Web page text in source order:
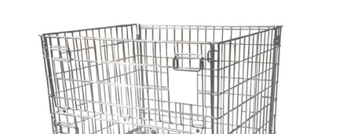
SITIO
PRIVACY
POLICY